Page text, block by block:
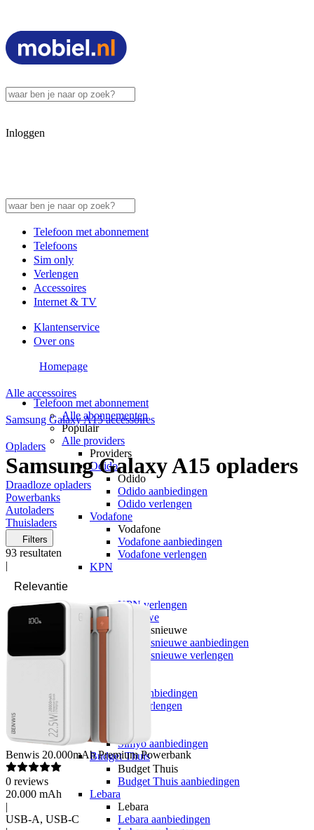
Inloggen
Telefoon met abonnement
Telefoons
Sim only
Verlengen
Accessoires
Internet & TV
Klantenservice
Over ons
Telefoon met abonnement
Alle abonnementen
Populair
Alle providers
Providers
Odido
Odido
Odido aanbiedingen
Odido verlengen
Vodafone
Vodafone
Vodafone aanbiedingen
Vodafone verlengen
KPN
KPN verlengen
hollandsnieuwe
hollandsnieuwe
hollandsnieuwe aanbiedingen
hollandsnieuwe verlengen
Ben aanbiedingen
Ben verlengen
Simyo aanbiedingen
Budget Thuis
Budget Thuis
Budget Thuis aanbiedingen
Lebara
Lebara
Lebara aanbiedingen
Homepage
Alle accessoires
Samsung Galaxy A15 accessoires
Opladers
Samsung Galaxy A15 opladers
Draadloze opladers
Powerbanks
Autoladers
Thuisladers
Filters
93 resultaten
|
Benwis 20.000mAh Premium Powerbank
0 reviews
20.000 mAh
|
USB-A, USB-C